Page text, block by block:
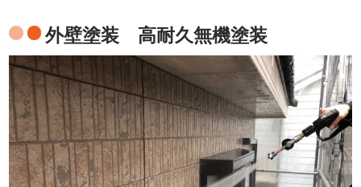
外壁塗装 高耐久無機塗装